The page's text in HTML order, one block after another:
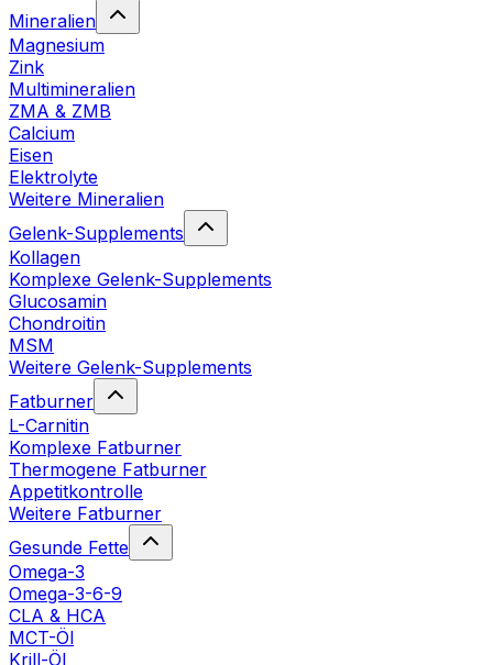
Mineralien
Magnesium
Zink
Multimineralien
ZMA & ZMB
Calcium
Eisen
Elektrolyte
Weitere Mineralien
Gelenk-Supplements
Kollagen
Komplexe Gelenk-Supplements
Glucosamin
Chondroitin
MSM
Weitere Gelenk-Supplements
Fatburner
L-Carnitin
Komplexe Fatburner
Thermogene Fatburner
Appetitkontrolle
Weitere Fatburner
Gesunde Fette
Omega-3
Omega-3-6-9
CLA & HCA
MCT-Öl
Krill-Öl